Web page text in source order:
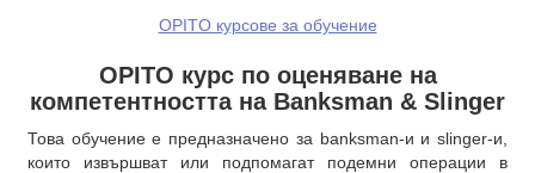
OPITO курсове за обучение
OPITO курс по оценяване на
компетентността на Banksman & Slinger
Това обучение е предназначено за banksman-и и slinger-и,
които извършват или подпомагат подемни операции в